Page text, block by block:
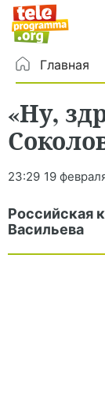
Главная
«Ну,
23:29 19
Российская
Васильева